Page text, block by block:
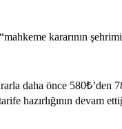
kararının
daha önce
hazırlığının